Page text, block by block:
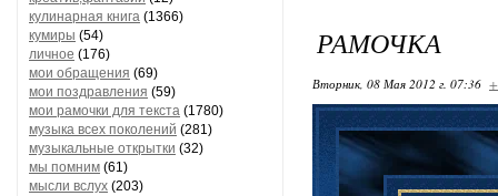
кулинарная книга (1366)
кумиры (54)
личное (176)
мои обращения (69)
мои поздравления (59)
мои рамочки для текста (1780)
музыка всех поколений (281)
музыкальные открытки (32)
мы помним (61)
мысли вслух (203)
РАМОЧКА
Вторник, 08 Мая 2012 г. 07:36